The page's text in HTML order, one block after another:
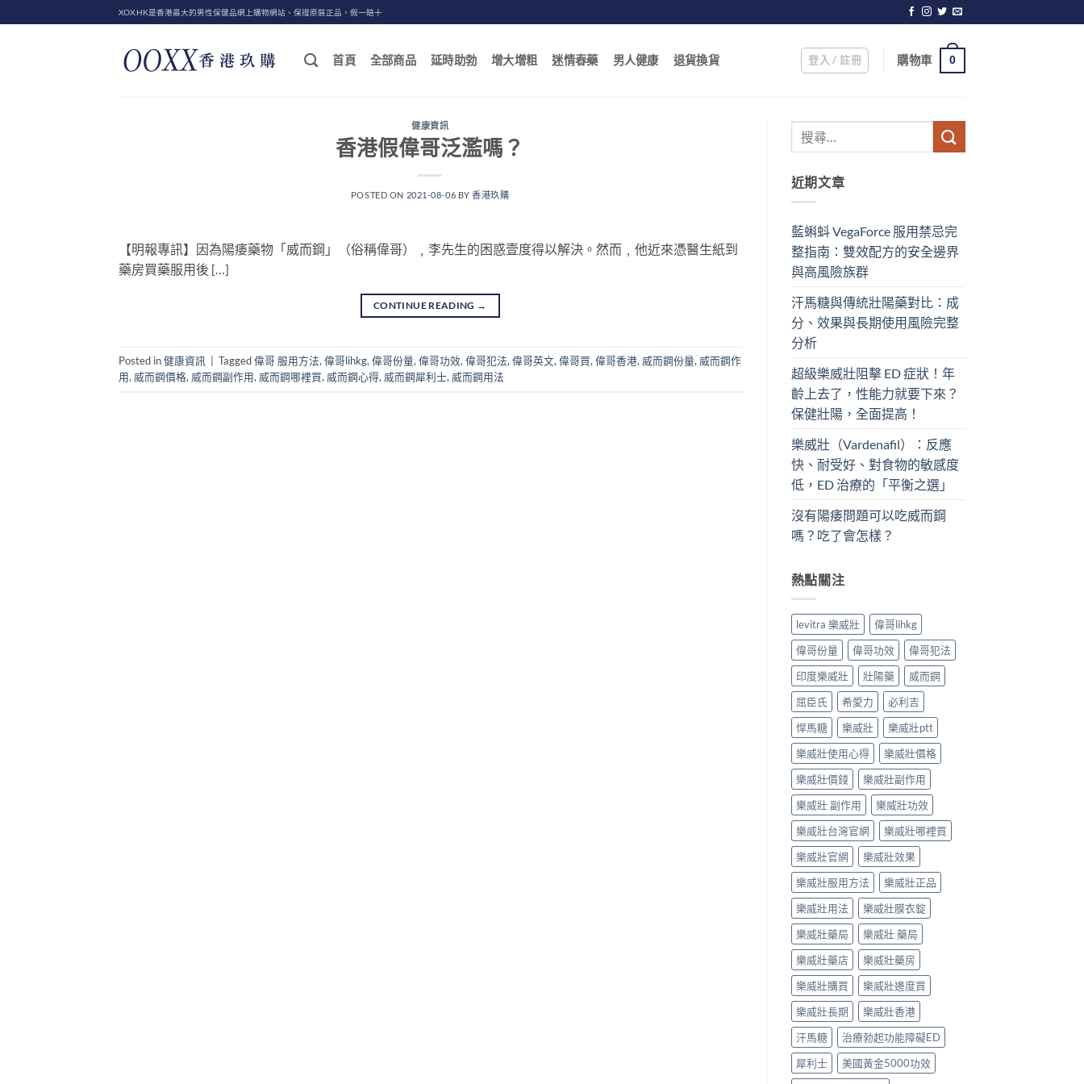
to
XOX.HK是香港最大的男性保健品網上購物網站、保證原裝正品，假一賠十
首頁 全部商品 延時助勃 增大增粗 迷情春藥 男人健康 退貨換貨 登入 / 註冊 購物車 0
健康資訊
香港假偉哥泛濫嗎？
POSTED ON 2021-08-06 BY香港玖購
【明報專訊】因為陽痿藥物「威而鋼」（俗稱偉哥）﹐李先生的困惑壹度得以解決。然而﹐他近來憑醫生紙到
藥房買藥服用後 […]
CONTINUE READING →
Posted in健康資訊 Tagged偉哥 服用方法, 偉哥lihkg, 偉哥份量, 偉哥功效, 偉哥犯法, 偉哥英文, 偉哥買, 偉哥香港, 威而鋼份量, 威而鋼作
用, 威而鋼價格, 威而鋼副作用, 威而鋼哪裡買, 威而鋼心得, 威而鋼犀利士, 威而鋼用法
近期文章
藍蝌蚪 VegaForce 服用禁忌完
整指南：雙效配方的安全邊界
與高風險族群
汗馬糖與傳統壯陽藥對比：成
分、效果與長期使用風險完整
分析
超級樂威壯阻擊 ED 症狀！年
齡上去了，性能力就要下來？
保健壯陽，全面提高！
樂威壯（Vardenafil）：反應
快、耐受好、對食物的敏感度
低，ED 治療的「平衡之選」
沒有陽痿問題可以吃威而鋼
嗎？吃了會怎樣？
熱點關注
levitra 樂威壯
偉哥lihkg
偉哥份量
偉哥功效
偉哥犯法
印度樂威壯
壯陽藥
威而鋼
屈臣氏
希愛力
必利吉
悍馬糖
樂威壯
樂威壯ptt
樂威壯使用心得
樂威壯價格
樂威壯價錢
樂威壯副作用
樂威壯 副作用
樂威壯功效
樂威壯台灣官網
樂威壯哪裡買
樂威壯官網
樂威壯效果
樂威壯服用方法
樂威壯正品
樂威壯用法
樂威壯膜衣錠
樂威壯藥局
樂威壯 藥局
樂威壯藥店
樂威壯藥房
樂威壯購買
樂威壯邊度買
樂威壯長期
樂威壯香港
汗馬糖
治療勃起功能障礙ED
犀利士
美國黃金5000功效